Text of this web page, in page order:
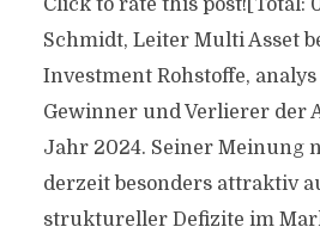
Click to rate this post![Total:
Schmidt, Leiter Multi Asset
Investment Rohstoffe,
Gewinner und Verlierer der
Jahr 2024. Seiner Meinung
derzeit besonders attraktiv
struktureller Defizite im